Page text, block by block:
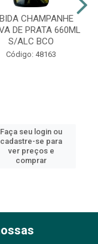
CHAMPANHE
DE PRATA 660ML
S/ALC BCO
Código: 48163
Faça seu login ou
cadastre-se para
ver preços e
comprar